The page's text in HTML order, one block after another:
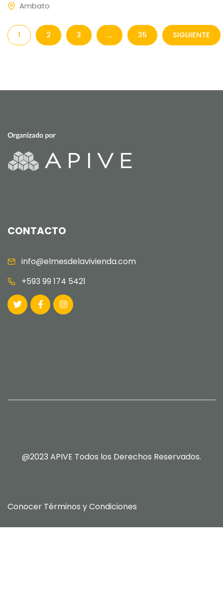
Ambato
1 2 3 … 35 SIGUIENTE
CONTACTO
info@elmesdelavivienda.com
+593 99 174 5421
@2023 APIVE Todos los Derechos Reservados.
Conocer Términos y Condiciones